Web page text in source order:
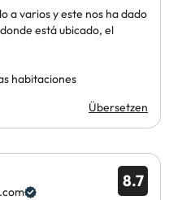
a varios y este nos ha dado
está ubicado, el
habitaciones
Übersetzen
8.7